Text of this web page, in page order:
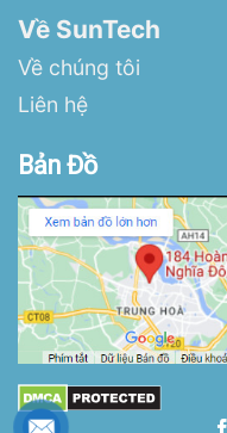
Về SunTech
Về chúng tôi
Liên hệ
Bản Đồ